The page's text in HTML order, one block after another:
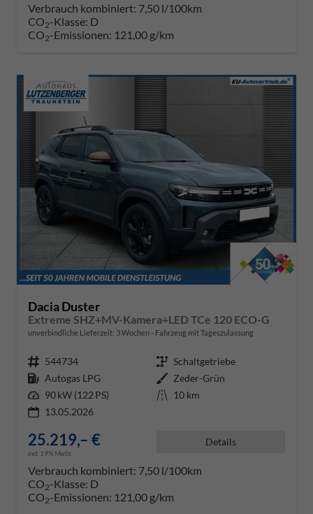
Verbrauch kombiniert: 7,50 l/100km
CO2-Klasse: D
CO2-Emissionen: 121,00 g/km
Dacia Duster
Extreme SHZ+MV-Kamera+LED TCe 120 ECO-G
unverbindliche Lieferzeit: 3 Wochen Fahrzeug mit Tageszulassung
Fahrzeugnr. 544734 Getriebe Schaltgetriebe
Kraftstoff Autogas LPG Außenfarbe Zeder-Grün
Leistung 90 kW (122 PS) Kilometerstand 10 km
13.05.2026
25.219,– €
incl. 19% MwSt.
Details
Verbrauch kombiniert: 7,50 l/100km
CO2-Klasse: D
CO2-Emissionen: 121,00 g/km